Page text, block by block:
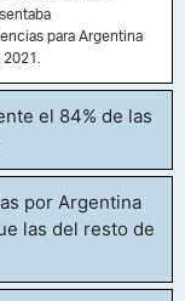
para Argentina
2021.
el 84% de las
por Argentina
las del resto de